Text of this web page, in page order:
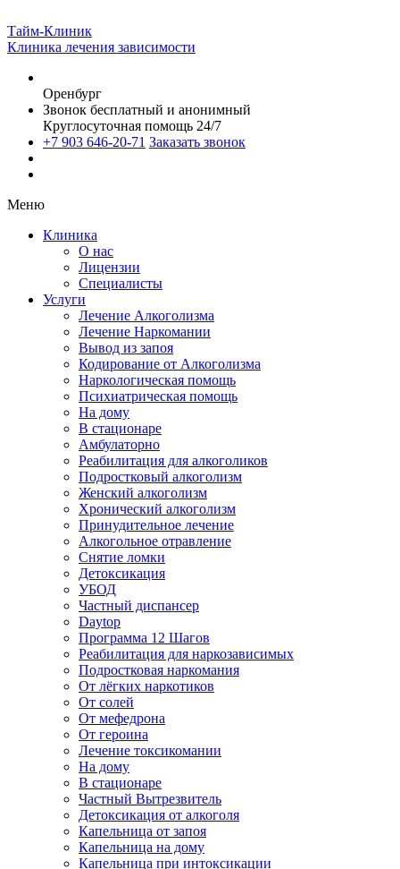
Тайм-Клиник
Клиника лечения зависимости
Оренбург
Звонок бесплатный и анонимный
Круглосуточная помощь 24/7
+7 903 646-20-71 Заказать звонок
Меню
Клиника
О нас
Лицензии
Специалисты
Услуги
Лечение Алкоголизма
Лечение Наркомании
Вывод из запоя
Кодирование от Алкоголизма
Наркологическая помощь
Психиатрическая помощь
На дому
В стационаре
Амбулаторно
Реабилитация для алкоголиков
Подростковый алкоголизм
Женский алкоголизм
Хронический алкоголизм
Принудительное лечение
Алкогольное отравление
Снятие ломки
Детоксикация
УБОД
Частный диспансер
Daytop
Программа 12 Шагов
Реабилитация для наркозависимых
Подростковая наркомания
От лёгких наркотиков
От солей
От мефедрона
От героина
Лечение токсикомании
На дому
В стационаре
Частный Вытрезвитель
Детоксикация от алкоголя
Капельница от запоя
Капельница на дому
Капельница при интоксикации